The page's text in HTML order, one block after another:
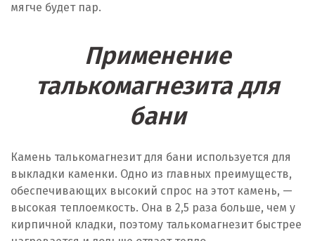
мягче будет пар.
Применение
талькомагнезита для
бани
Камень талькомагнезит для бани используется для
выкладки каменки. Одно из главных преимуществ,
обеспечивающих высокий спрос на этот камень, —
высокая теплоемкость. Она в 2,5 раза больше, чем у
кирпичной кладки, поэтому талькомагнезит быстрее